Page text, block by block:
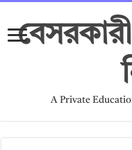
A Private